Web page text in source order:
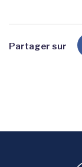
Partager sur